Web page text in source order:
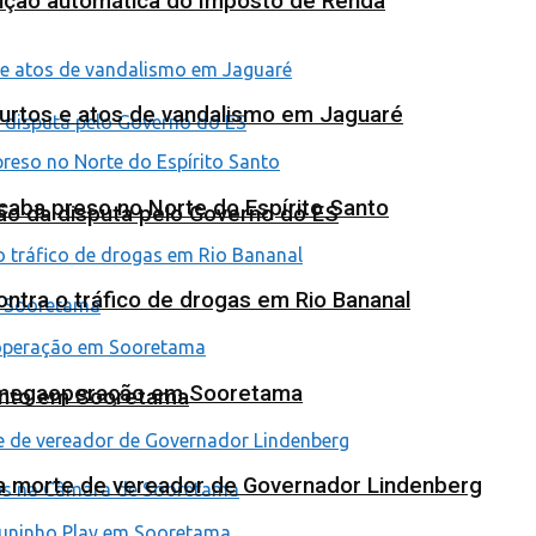
da disputa pelo Governo do ES
em Sooretama
e atos de vandalismo em Jaguaré
preso no Norte do Espírito Santo
o tráfico de drogas em Rio Bananal
em Sooretama
de vereador de Governador Lindenberg